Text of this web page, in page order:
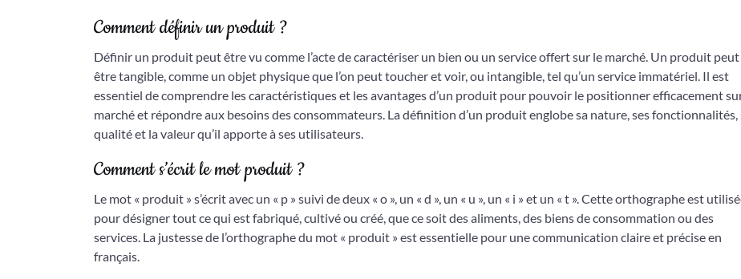
Comment définir un produit ?
Définir un produit peut être vu comme l’acte de caractériser un bien ou un service offert sur le marché. Un produit peut
être tangible, comme un objet physique que l’on peut toucher et voir, ou intangible, tel qu’un service immatériel. Il est
essentiel de comprendre les caractéristiques et les avantages d’un produit pour pouvoir le positionner efficacement
marché et répondre aux besoins des consommateurs. La définition d’un produit englobe sa nature, ses fonctionnalités,
qualité et la valeur qu’il apporte à ses utilisateurs.
Comment s’écrit le mot produit ?
Le mot « produit » s’écrit avec un « p » suivi de deux « o », un « d », un « u », un « i » et un « t ». Cette orthographe est
pour désigner tout ce qui est fabriqué, cultivé ou créé, que ce soit des aliments, des biens de consommation ou des
services. La justesse de l’orthographe du mot « produit » est essentielle pour une communication claire et précise en
français.